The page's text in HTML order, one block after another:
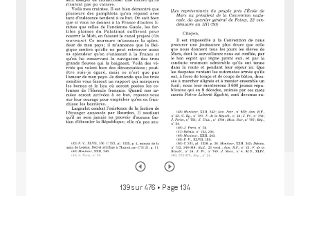
139 sur 476 • Page 134